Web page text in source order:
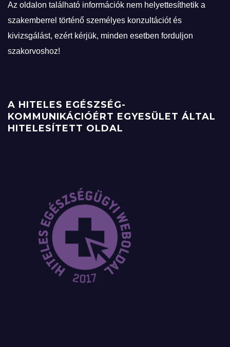
Az oldalon található információk nem helyettesíthetik a
szakemberrel történő személyes konzultációt és
kivizsgálást, ezért kérjük, minden esetben forduljon
szakorvoshoz!
A HITELES EGÉSZSÉG-
KOMMUNIKÁCIÓÉRT EGYESÜLET ÁLTAL
HITELESÍTETT OLDAL